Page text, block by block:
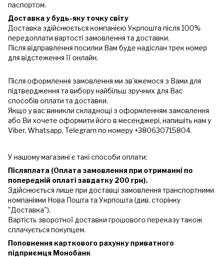
паспортом.
Доставка у будь-яку точку світу
Доставка здійснюється компанією Укрпошта після 100%
передоплати вартості замовлення та доставки.
Після відправлення посилки Вам буде надіслан трек номер
для відстеження її онлайн.
Після оформлення замовлення ми зв'яжемося з Вами для
підтвердження та вибору найбільш зручних для Вас
способів оплати та доставки.
Якщо у вас виникли складнощі з оформленням замовлення
або Ви хочете оформити його в месенджері, напишіть нам у
Viber, Whatsapp, Telegram по номеру +380630715804.
У нашому магазині є такі способи оплати:
Післяплата (Оплата замовлення при отриманні по
попередній оплаті завдатку 200 грн).
Здійснюється лише при доставці замовлення транспортними
компаніями Нова Пошта та Укрпошта (див. сторінку
"Доставка").
Вартість зворотної доставки грошового переказу також
сплачується покупцем.
Поповнення карткового рахунку приватного
підприємця Монобанк